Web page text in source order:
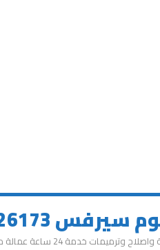
0543626173
خدمة 24 ساعة عمالة مميزة